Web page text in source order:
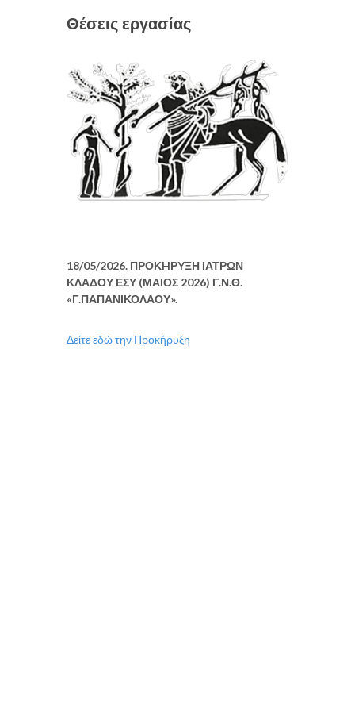
Θέσεις εργασίας
18/05/2026. ΠΡΟΚHΡYΞΗ ΙΑΤΡΩΝ
ΚΛΑΔΟΥ ΕΣΥ (ΜΑΙΟΣ 2026) Γ.Ν.Θ.
«Γ.ΠΑΠΑΝΙΚΟΛΑΟΥ».
Δείτε εδώ την Προκήρυξη